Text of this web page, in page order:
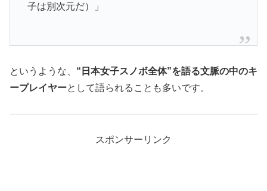
子は別次元だ）」
というような、 “日本女子スノボ全体”を語る文脈の中のキ
ープレイヤーとして語られることも多いです。
スポンサーリンク